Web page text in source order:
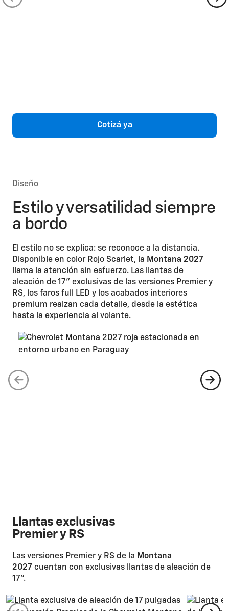
Cotizá ya
Diseño
Estilo y versatilidad siempre
a bordo
El estilo no se explica: se reconoce a la distancia.
Disponible en color Rojo Scarlet, la Montana 2027
llama la atención sin esfuerzo. Las llantas de
aleación de 17" exclusivas de las versiones Premier y
RS, los faros full LED y los acabados interiores
premium realzan cada detalle, desde la estética
hasta la experiencia al volante.
Llantas exclusivas
Premier y RS
Las versiones Premier y RS de la Montana
2027 cuentan con exclusivas llantas de aleación de
17".